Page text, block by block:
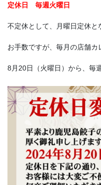
定休日 毎週火曜日
不定休として、月曜日定休と
お手数ですが、毎月の店舗
8月20日（火曜日）から、毎